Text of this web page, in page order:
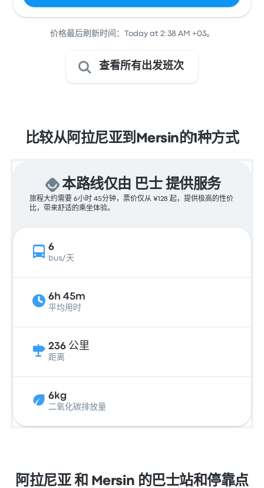
价格最后刷新时间：Today at 2:38 AM +03。
查看所有出发班次
比较从阿拉尼亚到Mersin的1种方式
本路线仅由 巴士 提供服务
旅程大约需要 6小时 45分钟，票价仅从 ¥128 起，提供极高的性价
比，带来舒适的乘坐体验。
6
bus/天
6h 45m
平均用时
236 公里
距离
6kg
二氧化碳排放量
阿拉尼亚 和 Mersin 的巴士站和停靠点